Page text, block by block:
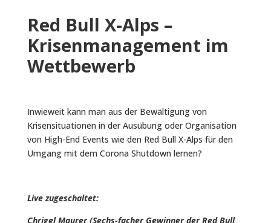
Red Bull X-Alps –
Krisenmanagement im
Wettbewerb
Inwieweit kann man aus der Bewältigung von
Krisensituationen in der Ausübung oder Organisation
von High-End Events wie den Red Bull X-Alps für den
Umgang mit dem Corona Shutdown lernen?
Live zugeschaltet:
Chrigel Maurer (Sechs-facher Gewinner der Red Bull